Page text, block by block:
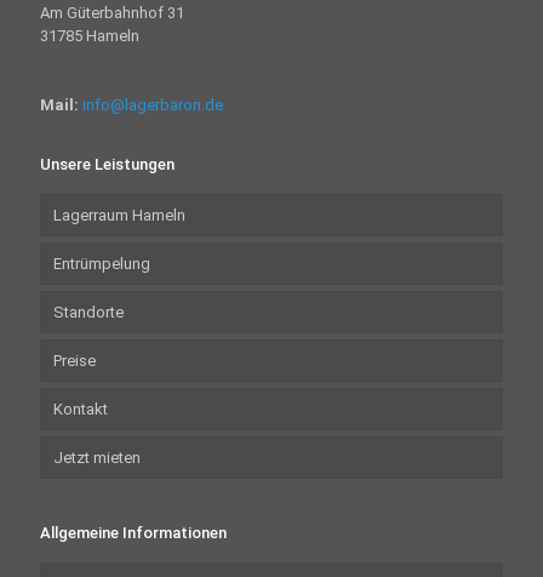
Am Güterbahnhof 31
31785 Hameln
Mail: info@lagerbaron.de
Unsere Leistungen
Lagerraum Hameln
Entrümpelung
Standorte
Preise
Kontakt
Jetzt mieten
Allgemeine Informationen